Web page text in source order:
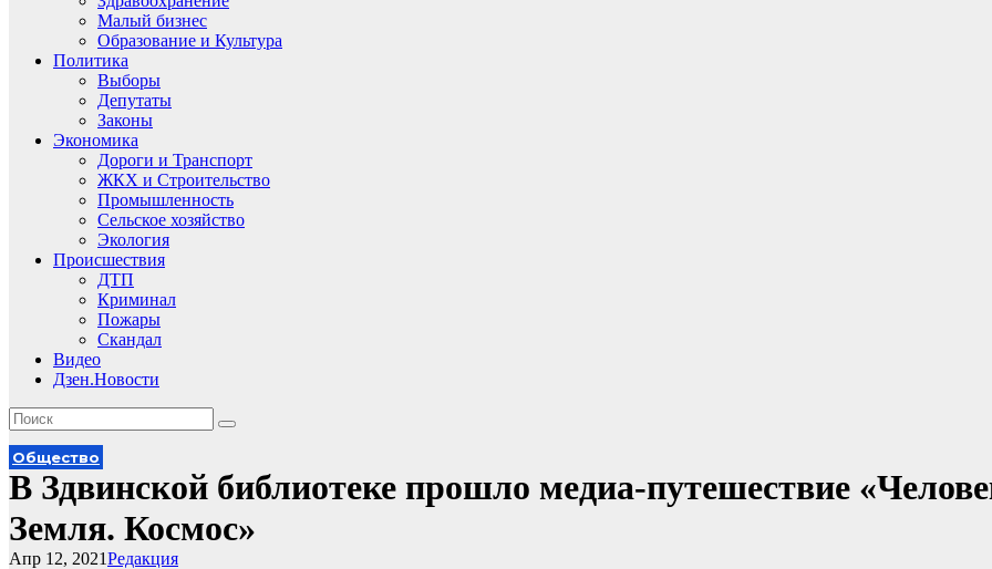
Малый бизнес
Образование и Культура
Политика
Выборы
Депутаты
Законы
Экономика
Дороги и Транспорт
ЖКХ и Строительство
Промышленность
Сельское хозяйство
Экология
Происшествия
ДТП
Криминал
Пожары
Скандал
Видео
Дзен.Новости
Общество
В Здвинской библиотеке прошло медиа-путешествие
Земля. Космос»
Редакция
Апр 12, 2021